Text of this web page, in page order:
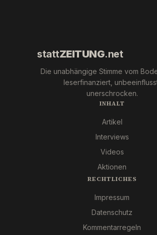
stattZEITUNG.net
Die unabhängige Stimme vom
leserfinanziert,
unerschrocken.
INHALT
Artikel
Interviews
Videos
Aktionen
RECHTLICHES
Impressum
Datenschutz
Kommentarregeln